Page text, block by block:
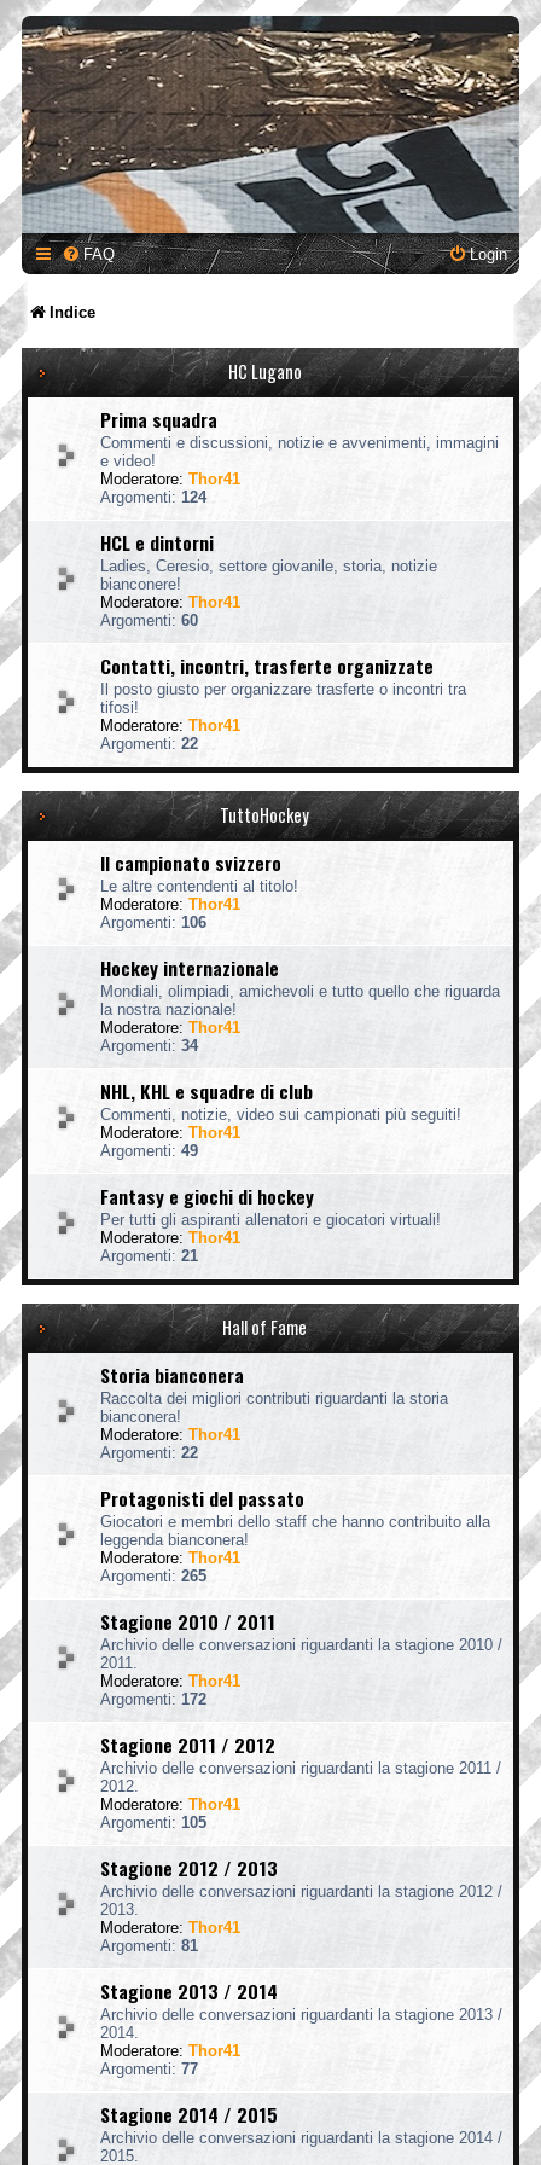
FAQ Login
Indice
HC Lugano
Prima squadra
Commenti e discussioni, notizie e avvenimenti, immagini
e video!
Moderatore: Thor41
Argomenti: 124
HCL e dintorni
Ladies, Ceresio, settore giovanile, storia, notizie
bianconere!
Moderatore: Thor41
Argomenti: 60
Contatti, incontri, trasferte organizzate
Il posto giusto per organizzare trasferte o incontri tra
tifosi!
Moderatore: Thor41
Argomenti: 22
TuttoHockey
Il campionato svizzero
Le altre contendenti al titolo!
Moderatore: Thor41
Argomenti: 106
Hockey internazionale
Mondiali, olimpiadi, amichevoli e tutto quello che riguarda
la nostra nazionale!
Moderatore: Thor41
Argomenti: 34
NHL, KHL e squadre di club
Commenti, notizie, video sui campionati più seguiti!
Moderatore: Thor41
Argomenti: 49
Fantasy e giochi di hockey
Per tutti gli aspiranti allenatori e giocatori virtuali!
Moderatore: Thor41
Argomenti: 21
Hall of Fame
Storia bianconera
Raccolta dei migliori contributi riguardanti la storia
bianconera!
Moderatore: Thor41
Argomenti: 22
Protagonisti del passato
Giocatori e membri dello staff che hanno contribuito alla
leggenda bianconera!
Moderatore: Thor41
Argomenti: 265
Stagione 2010 / 2011
Archivio delle conversazioni riguardanti la stagione 2010 /
2011.
Moderatore: Thor41
Argomenti: 172
Stagione 2011 / 2012
Archivio delle conversazioni riguardanti la stagione 2011 /
2012.
Moderatore: Thor41
Argomenti: 105
Stagione 2012 / 2013
Archivio delle conversazioni riguardanti la stagione 2012 /
2013.
Moderatore: Thor41
Argomenti: 81
Stagione 2013 / 2014
Archivio delle conversazioni riguardanti la stagione 2013 /
2014.
Moderatore: Thor41
Argomenti: 77
Stagione 2014 / 2015
Archivio delle conversazioni riguardanti la stagione 2014 /
2015.